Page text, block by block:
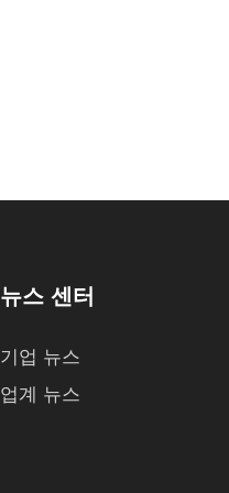
뉴스 센터
기업 뉴스
업계 뉴스